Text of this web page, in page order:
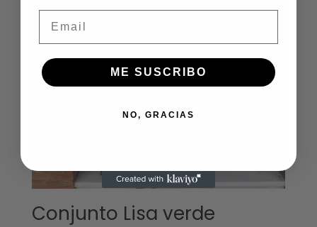
Conjunto Lisa verde
ME SUSCRIBO
NO, GRACIAS